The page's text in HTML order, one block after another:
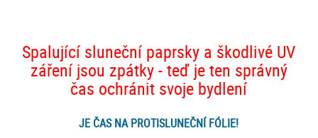
Spalující sluneční paprsky a škodlivé UV
záření jsou zpátky - teď je ten správný
čas ochránit svoje bydlení
JE ČAS NA PROTISLUNEČNÍ FÓLIE!